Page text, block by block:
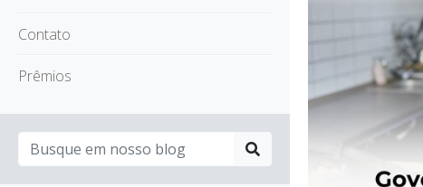
Contato
Prêmios